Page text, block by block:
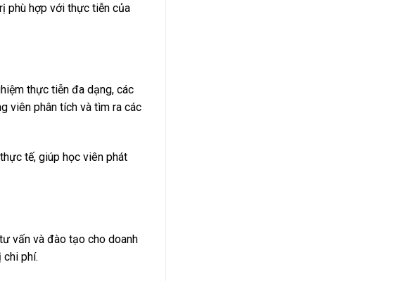
phù hợp với thực tiễn của
thực tiễn đa dạng, các
viên phân tích và tìm ra các
tế, giúp học viên phát
vấn và đào tạo cho doanh
chi phí.